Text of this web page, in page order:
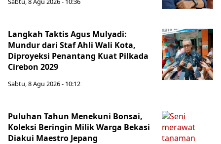
Langkah Taktis Agus Mulyadi:
Mundur dari Staf Ahli Wali Kota,
Diproyeksi Penantang Kuat Pilkada
Cirebon 2029
Sabtu, 8 Agu 2026 - 10:12
Puluhan Tahun Menekuni Bonsai,
Koleksi Beringin Milik Warga Bekasi
Diakui Maestro Jepang